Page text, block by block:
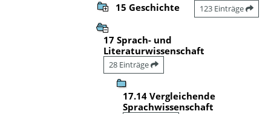
15 Geschichte 123 Einträge
17 Sprach- und
Literaturwissenschaft
28 Einträge
17.14 Vergleichende
Sprachwissenschaft